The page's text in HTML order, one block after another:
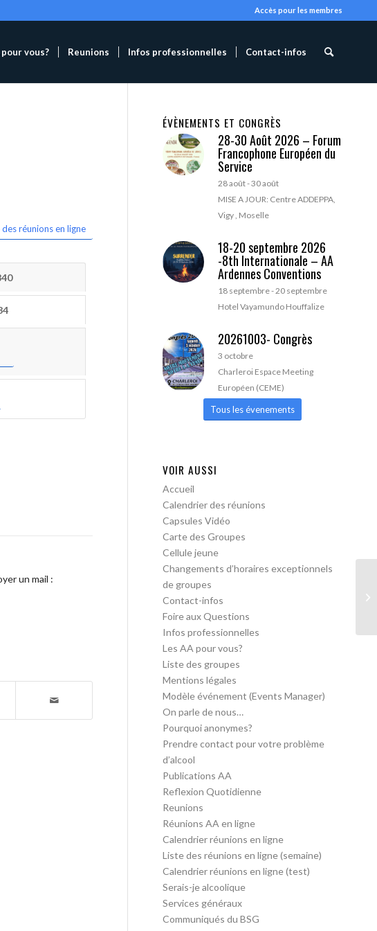
Accès pour les membres
pour vous? Reunions Infos professionnelles Contact-infos
réunions en ligne
un mail :
ÉVÈNEMENTS ET CONGRÈS
28-30 Août 2026 – Forum
Francophone Européen du
Service
28 août-30 août
MISE A JOUR: Centre ADDEPPA,
Vigy , Moselle
18-20 septembre 2026
-8th Internationale – AA
Ardennes Conventions
18 septembre-20 septembre
Hotel Vayamundo Houffalize
20261003- Congrès
3 octobre
Charleroi Espace Meeting
Européen (CEME)
Tous les évenements
VOIR AUSSI
Accueil
Calendrier des réunions
Capsules Vidéo
Carte des Groupes
Cellule jeune
Changements d’horaires exceptionnels
de groupes
Contact-infos
Foire aux Questions
Infos professionnelles
Les AA pour vous?
Liste des groupes
Mentions légales
Modèle événement (Events Manager)
On parle de nous…
Pourquoi anonymes?
Prendre contact pour votre problème
d’alcool
Publications AA
Reflexion Quotidienne
Reunions
Réunions AA en ligne
Calendrier réunions en ligne
Liste des réunions en ligne (semaine)
Calendrier réunions en ligne (test)
Serais-je alcoolique
Services généraux
Communiqués du BSG